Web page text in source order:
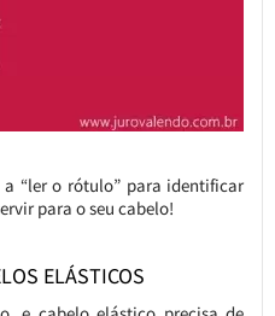
“ler o rótulo” para identificar
para o seu cabelo!
ELÁSTICOS